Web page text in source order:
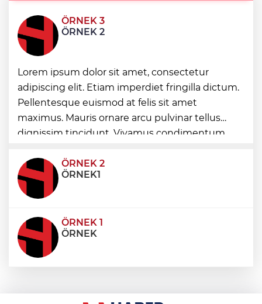
Akustik sahne yaz akşamlarına ritim
katıyor
Kırsal yollara neşter
Denizli'de 160 milyon TL’lik alt ve üstyapı
yatırımı
ÖRNEK 3
ÖRNEK 2
Lorem ipsum dolor sit amet, consectetur
adipiscing elit. Etiam imperdiet fringilla dictum.
Pellentesque euismod at felis sit amet
maximus. Mauris ornare arcu pulvinar tellus
dignissim tincidunt. Vivamus condimentum
condimentum eros et, faucibus sapien. Praese
ÖRNEK 2
ÖRNEK1
ÖRNEK 1
ÖRNEK